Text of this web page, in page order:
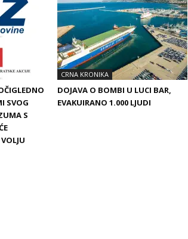
SVOG
S
CRNA KRONIKA
DOJAVA O BOMBI U LUCI BAR,
EVAKUIRANO 1.000 LJUDI